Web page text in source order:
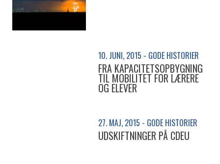
10. JUNI, 2015 - GODE HISTORIER
FRA KAPACITETSOPBYGNING
TIL MOBILITET FOR LÆRERE
OG ELEVER
27. MAJ, 2015 - GODE HISTORIER
UDSKIFTNINGER PÅ CDEU